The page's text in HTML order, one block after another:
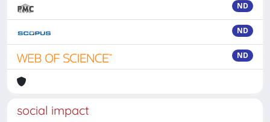
ND
ND
ND
social impact